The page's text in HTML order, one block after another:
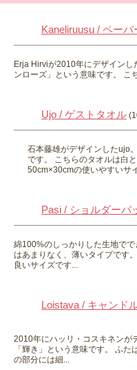
Kaneliruusu / ペーパ
Erja Hirviが2010年にデザイン
ンローズ」という意味です。 こ
Ujo / ゲストタオル
石本藤雄がデザインしたujo
です。 こちらのタオルは白
50cm×30cmの使いやすいサ
Pasi / ショルダーバ
綿100%のしっかりした生地で
はあまりなく、薄いタイプです
良いサイズです...
Loistava / キャンド
2010年にハッリ・コスキネンが
「輝き」という意味です。 ふ
の部分には細...